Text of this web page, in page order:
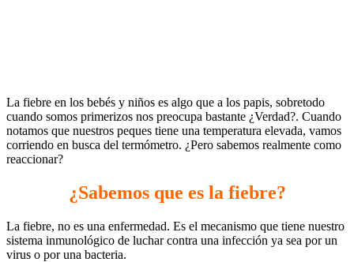
La fiebre en los bebés y niños es algo que a los papis, sobretodo
cuando somos primerizos nos preocupa bastante ¿Verdad?. Cuando
notamos que nuestros peques tiene una temperatura elevada, vamos
corriendo en busca del termómetro. ¿Pero sabemos realmente como
reaccionar?
¿Sabemos que es la fiebre?
La fiebre, no es una enfermedad. Es el mecanismo que tiene nuestro
sistema inmunológico de luchar contra una infección ya sea por un
virus o por una bacteria.